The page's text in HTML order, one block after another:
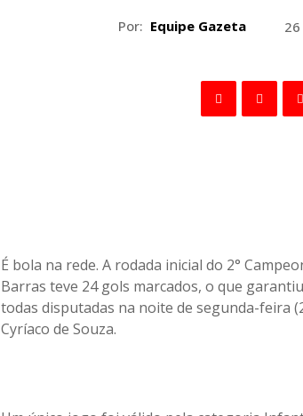
Por: Equipe Gazeta
É bola na rede. A rodada inicial do 2°
Barras teve 24 gols marcados, o que
todas disputadas na noite de segunda-feira
Cyríaco de Souza.